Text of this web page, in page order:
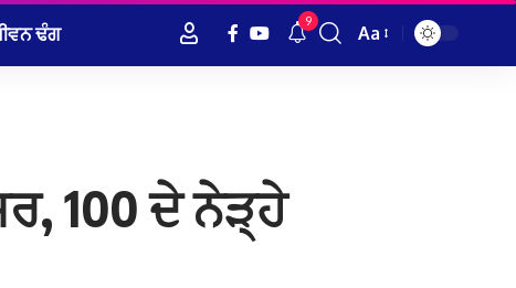
ਢੰਗ 9
Font
Aa
100 ਦੇ ਨੇੜ੍ਹੇ